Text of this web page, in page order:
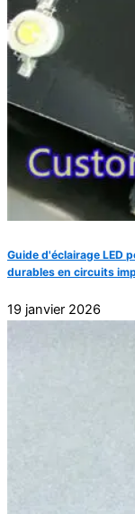
Guide d'éclairage LED
durables en circuits
19 janvier 2026